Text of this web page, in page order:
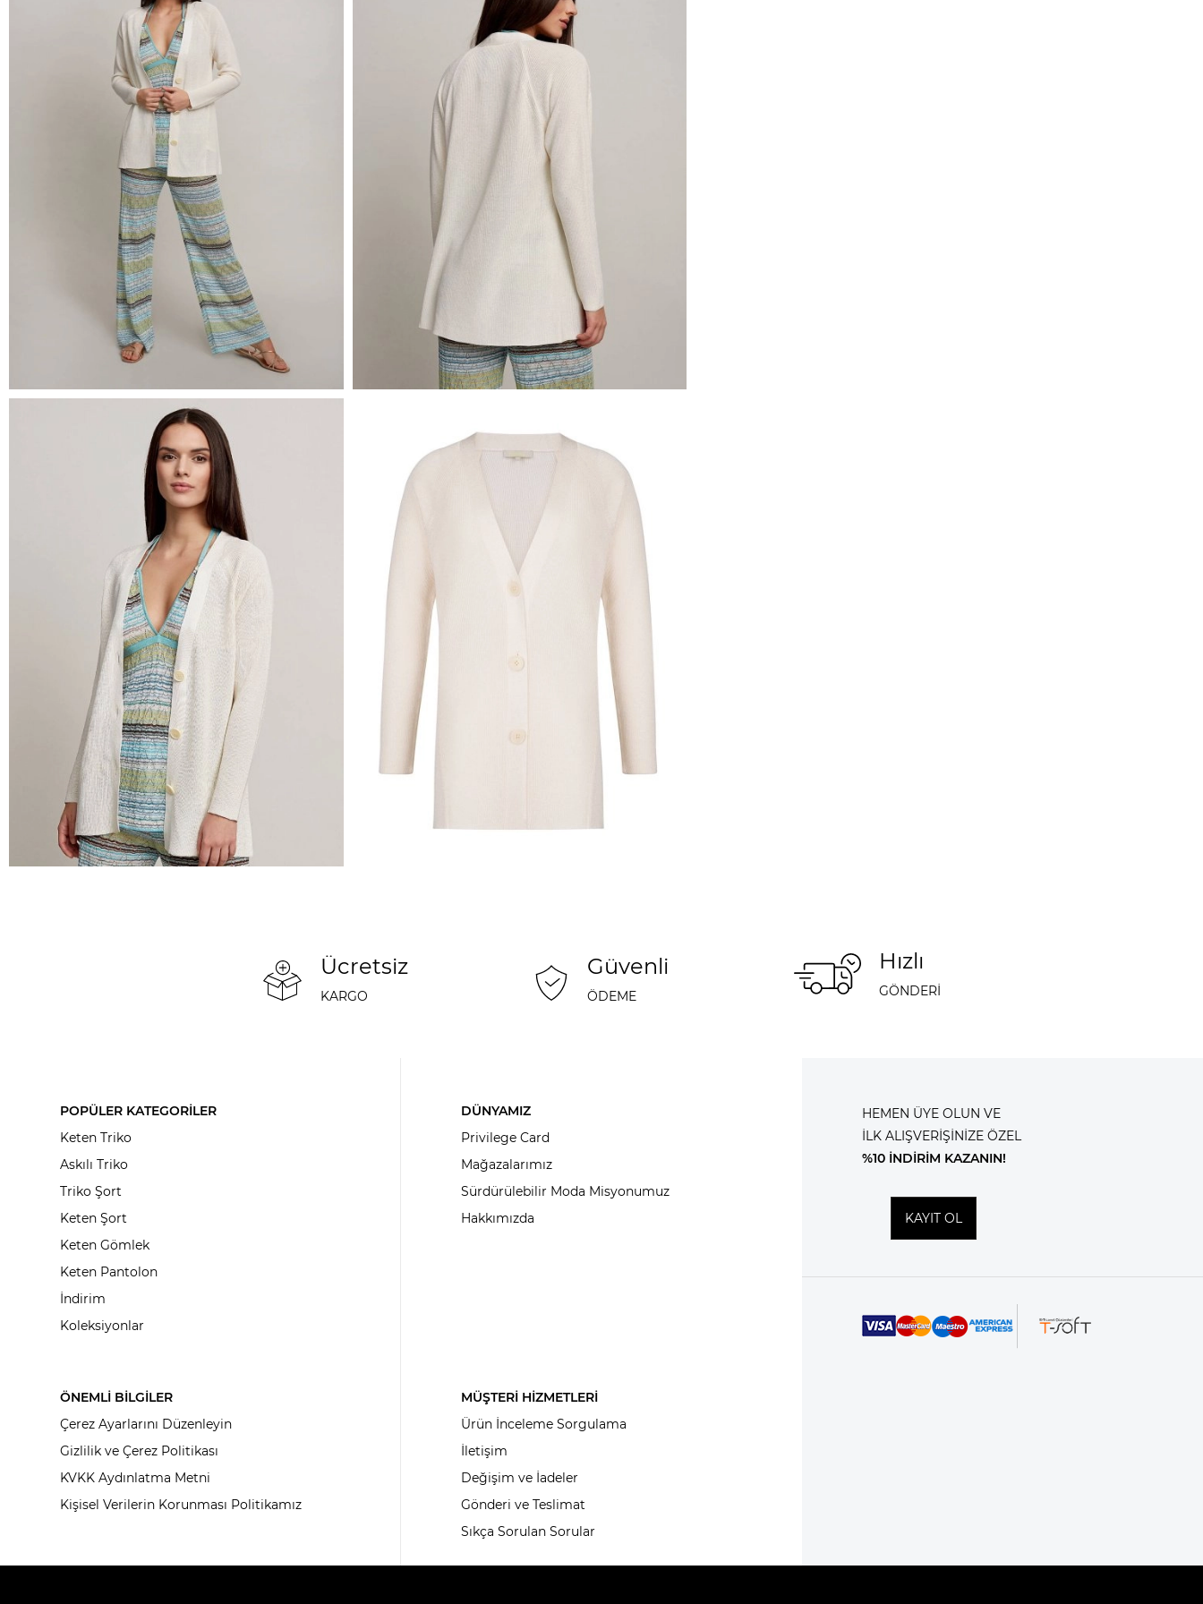
Ücretsiz
KARGO
Güvenli
ÖDEME
Hızlı
GÖNDERİ
POPÜLER KATEGORİLER
Keten Triko
Askılı Triko
Triko Şort
Keten Şort
Keten Gömlek
Keten Pantolon
İndirim
Koleksiyonlar
DÜNYAMIZ
Privilege Card
Mağazalarımız
Sürdürülebilir Moda Misyonumuz
Hakkımızda
ÖNEMLİ BİLGİLER
Çerez Ayarlarını Düzenleyin
Gizlilik ve Çerez Politikası
KVKK Aydınlatma Metni
Kişisel Verilerin Korunması Politikamız
MÜŞTERİ HİZMETLERİ
Ürün İnceleme Sorgulama
İletişim
Değişim ve İadeler
Gönderi ve Teslimat
Sıkça Sorulan Sorular
HEMEN ÜYE OLUN VE
İLK ALIŞVERİŞİNİZE ÖZEL
%10 İNDİRİM KAZANIN!
KAYIT OL